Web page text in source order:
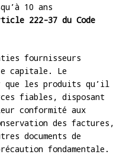
10 ans
222-37 du Code
fournisseurs
capitale. Le
que les produits qu’il
fiables, disposant
conformité aux
des factures,
documents de
fondamentale.